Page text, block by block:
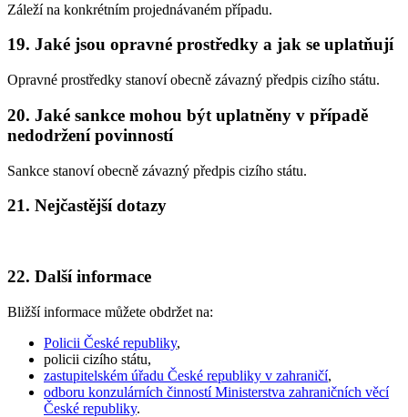
Záleží na konkrétním projednávaném případu.
19. Jaké jsou opravné prostředky a jak se uplatňují
Opravné prostředky stanoví obecně závazný předpis cizího státu.
20. Jaké sankce mohou být uplatněny v případě
nedodržení povinností
Sankce stanoví obecně závazný předpis cizího státu.
21. Nejčastější dotazy
22. Další informace
Bližší informace můžete obdržet na:
Policii České republiky,
policii cizího státu,
zastupitelském úřadu České republiky v zahraničí,
odboru konzulárních činností Ministerstva zahraničních věcí
České republiky.